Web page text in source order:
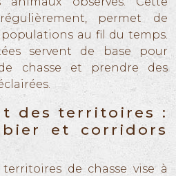
permet de
populations au fil du temps.
servent de base pour
chasse et prendre des
des territoires :
et corridors
territoires de chasse vise à